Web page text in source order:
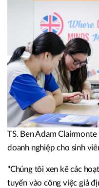
TS. Ben Adam
doanh nghiệp cho sinh
"Chúng tôi xen kẽ các
tuyển vào công việc giả